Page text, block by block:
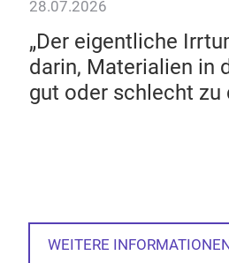
28.07.2026
„Der eigentliche
darin, Materialien in
gut oder schlecht zu
WEITERE